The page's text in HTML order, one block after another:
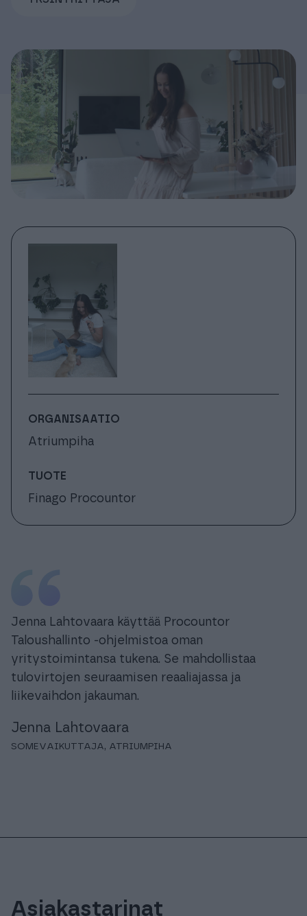
Meistä & Ajankohtaista
Tilaa Procountor
Kokeile maksutta
Jenna Lahtovaara käyttää Procountor
Taloushallinto -ohjelmistoa oman
yritystoimintansa tukena. Se mahdollistaa
tulovirtojen seuraamisen reaaliajassa ja
liikevaihdon jakauman.
Jenna Lahtovaara
SOMEVAIKUTTAJA, ATRIUMPIHA
ORGANISAATIO
Atriumpiha
TUOTE
Finago Procountor
Asiakastarinat